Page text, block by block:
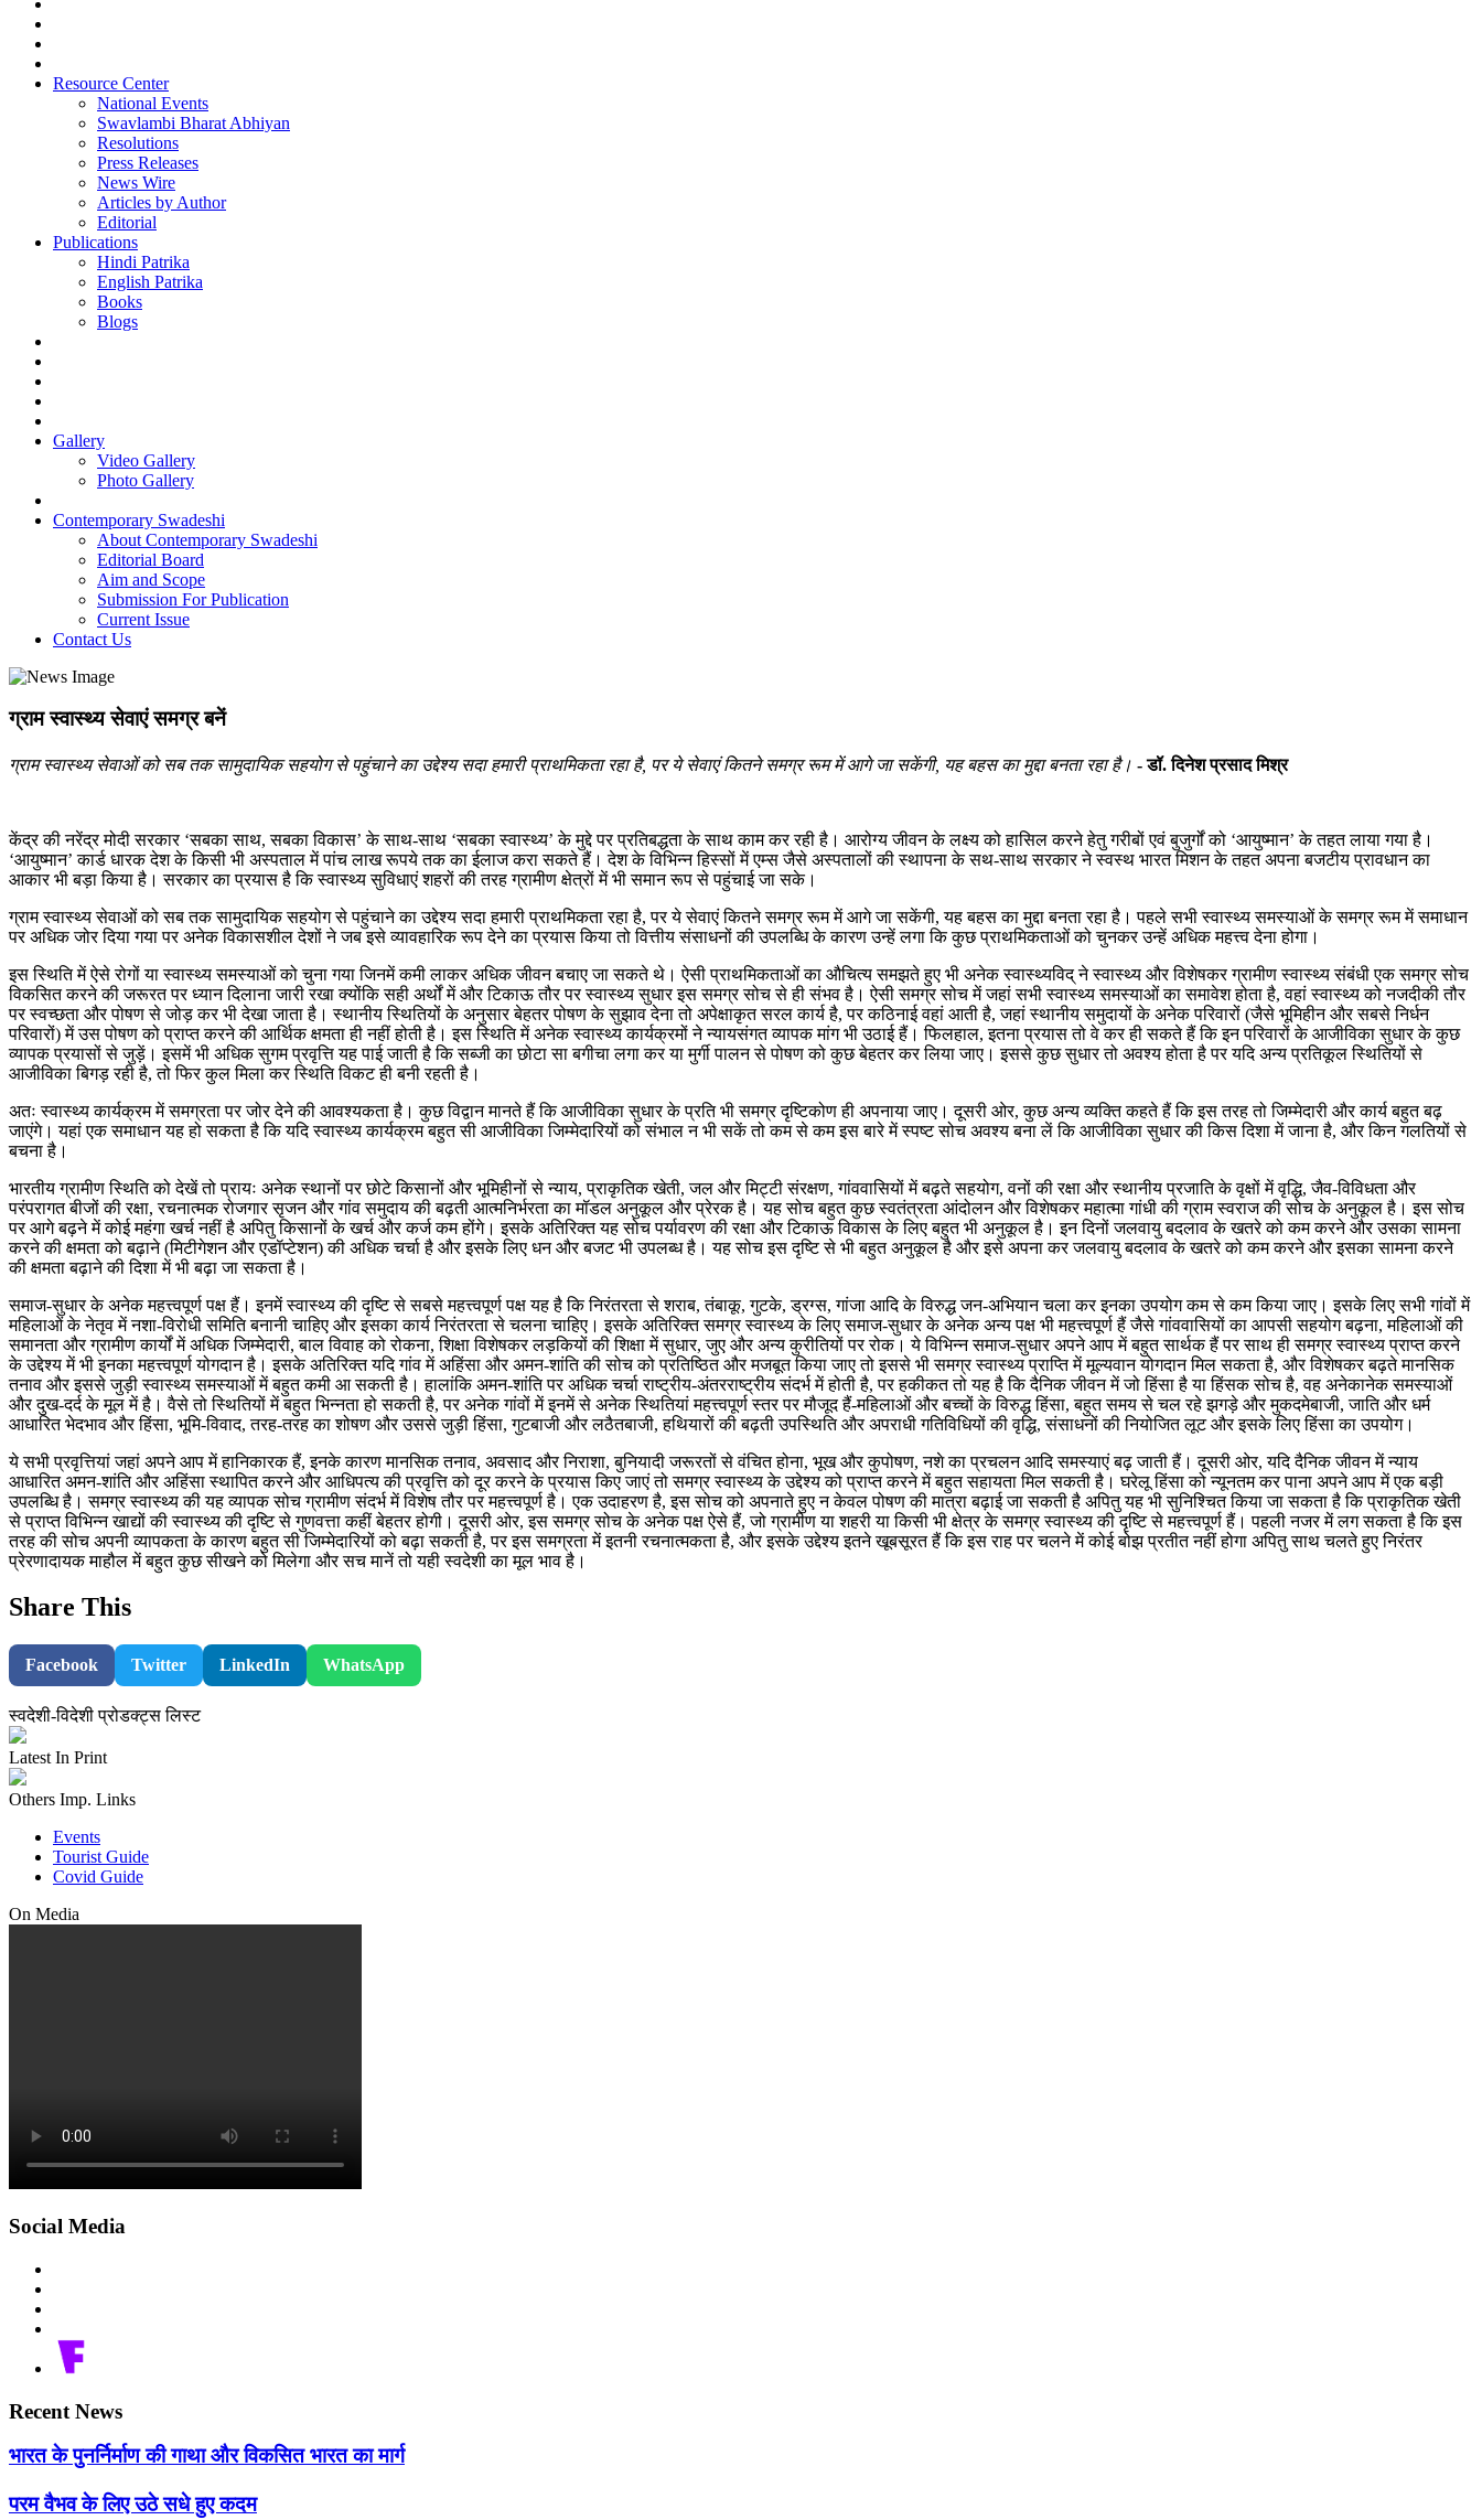
Resource Center
National Events
Swavlambi Bharat Abhiyan
Resolutions
Press Releases
News Wire
Articles by Author
Editorial
Publications
Hindi Patrika
English Patrika
Books
Blogs
Gallery
Video Gallery
Photo Gallery
Contemporary Swadeshi
About Contemporary Swadeshi
Editorial Board
Aim and Scope
Submission For Publication
Current Issue
Contact Us
ग्राम स्वास्थ्य सेवाएं समग्र बनें
ग्राम स्वास्थ्य सेवाओं को सब तक सामुदायिक सहयोग से पहुंचाने का उद्देश्य सदा हमारी प्राथमिकता रहा है, पर ये सेवाएं कितने समग्र रूम में आगे जा सकेंगी, यह बहस का मुद्दा बनता रहा है। - डॉ. दिनेश प्रसाद मिश्र
केंद्र की नरेंद्र मोदी सरकार ‘सबका साथ, सबका विकास’ के साथ-साथ ‘सबका स्वास्थ्य’ के मुद्दे पर प्रतिबद्धता के साथ काम कर रही है। आरोग्य जीवन के लक्ष्य को हासिल करने हेतु गरीबों एवं बुजुर्गों को ‘आयुष्मान’ के तहत लाया गया है।
‘आयुष्मान’ कार्ड धारक देश के किसी भी अस्पताल में पांच लाख रूपये तक का ईलाज करा सकते हैं। देश के विभिन्न हिस्सों में एम्स जैसे अस्पतालों की स्थापना के सथ-साथ सरकार ने स्वस्थ भारत मिशन के तहत अपना बजटीय प्रावधान का
आकार भी बड़ा किया है। सरकार का प्रयास है कि स्वास्थ्य सुविधाएं शहरों की तरह ग्रामीण क्षेत्रों में भी समान रूप से पहुंचाई जा सके।
ग्राम स्वास्थ्य सेवाओं को सब तक सामुदायिक सहयोग से पहुंचाने का उद्देश्य सदा हमारी प्राथमिकता रहा है, पर ये सेवाएं कितने समग्र रूम में आगे जा सकेंगी, यह बहस का मुद्दा बनता रहा है। पहले सभी स्वास्थ्य समस्याओं के समग्र रूम में समाधान
पर अधिक जोर दिया गया पर अनेक विकासशील देशों ने जब इसे व्यावहारिक रूप देने का प्रयास किया तो वित्तीय संसाधनों की उपलब्धि के कारण उन्हें लगा कि कुछ प्राथमिकताओं को चुनकर उन्हें अधिक महत्त्व देना होगा।
इस स्थिति में ऐसे रोगों या स्वास्थ्य समस्याओं को चुना गया जिनमें कमी लाकर अधिक जीवन बचाए जा सकते थे। ऐसी प्राथमिकताओं का औचित्य समझते हुए भी अनेक स्वास्थ्यविद् ने स्वास्थ्य और विशेषकर ग्रामीण स्वास्थ्य संबंधी एक समग्र सोच
विकसित करने की जरूरत पर ध्यान दिलाना जारी रखा क्योंकि सही अर्थों में और टिकाऊ तौर पर स्वास्थ्य सुधार इस समग्र सोच से ही संभव है। ऐसी समग्र सोच में जहां सभी स्वास्थ्य समस्याओं का समावेश होता है, वहां स्वास्थ्य को नजदीकी तौर
पर स्वच्छता और पोषण से जोड़ कर भी देखा जाता है। स्थानीय स्थितियों के अनुसार बेहतर पोषण के सुझाव देना तो अपेक्षाकृत सरल कार्य है, पर कठिनाई वहां आती है, जहां स्थानीय समुदायों के अनेक परिवारों (जैसे भूमिहीन और सबसे निर्धन
परिवारों) में उस पोषण को प्राप्त करने की आर्थिक क्षमता ही नहीं होती है। इस स्थिति में अनेक स्वास्थ्य कार्यक्रमों ने न्यायसंगत व्यापक मांग भी उठाई हैं। फिलहाल, इतना प्रयास तो वे कर ही सकते हैं कि इन परिवारों के आजीविका सुधार के कुछ
व्यापक प्रयासों से जुड़ें। इसमें भी अधिक सुगम प्रवृत्ति यह पाई जाती है कि सब्जी का छोटा सा बगीचा लगा कर या मुर्गी पालन से पोषण को कुछ बेहतर कर लिया जाए। इससे कुछ सुधार तो अवश्य होता है पर यदि अन्य प्रतिकूल स्थितियों से
आजीविका बिगड़ रही है, तो फिर कुल मिला कर स्थिति विकट ही बनी रहती है।
अतः स्वास्थ्य कार्यक्रम में समग्रता पर जोर देने की आवश्यकता है। कुछ विद्वान मानते हैं कि आजीविका सुधार के प्रति भी समग्र दृष्टिकोण ही अपनाया जाए। दूसरी ओर, कुछ अन्य व्यक्ति कहते हैं कि इस तरह तो जिम्मेदारी और कार्य बहुत बढ़
जाएंगे। यहां एक समाधान यह हो सकता है कि यदि स्वास्थ्य कार्यक्रम बहुत सी आजीविका जिम्मेदारियों को संभाल न भी सकें तो कम से कम इस बारे में स्पष्ट सोच अवश्य बना लें कि आजीविका सुधार की किस दिशा में जाना है, और किन गलतियों से
बचना है।
भारतीय ग्रामीण स्थिति को देखें तो प्रायः अनेक स्थानों पर छोटे किसानों और भूमिहीनों से न्याय, प्राकृतिक खेती, जल और मिट्टी संरक्षण, गांववासियों में बढ़ते सहयोग, वनों की रक्षा और स्थानीय प्रजाति के वृक्षों में वृद्धि, जैव-विविधता और
परंपरागत बीजों की रक्षा, रचनात्मक रोजगार सृजन और गांव समुदाय की बढ़ती आत्मनिर्भरता का मॉडल अनुकूल और प्रेरक है। यह सोच बहुत कुछ स्वतंत्रता आंदोलन और विशेषकर महात्मा गांधी की ग्राम स्वराज की सोच के अनुकूल है। इस सोच
पर आगे बढ़ने में कोई महंगा खर्च नहीं है अपितु किसानों के खर्च और कर्ज कम होंगे। इसके अतिरिक्त यह सोच पर्यावरण की रक्षा और टिकाऊ विकास के लिए बहुत भी अनुकूल है। इन दिनों जलवायु बदलाव के खतरे को कम करने और उसका सामना
करने की क्षमता को बढ़ाने (मिटीगेशन और एडॉप्टेशन) की अधिक चर्चा है और इसके लिए धन और बजट भी उपलब्ध है। यह सोच इस दृष्टि से भी बहुत अनुकूल है और इसे अपना कर जलवायु बदलाव के खतरे को कम करने और इसका सामना करने
की क्षमता बढ़ाने की दिशा में भी बढ़ा जा सकता है।
समाज-सुधार के अनेक महत्त्वपूर्ण पक्ष हैं। इनमें स्वास्थ्य की दृष्टि से सबसे महत्त्वपूर्ण पक्ष यह है कि निरंतरता से शराब, तंबाकू, गुटके, ड्रग्स, गांजा आदि के विरुद्ध जन-अभियान चला कर इनका उपयोग कम से कम किया जाए। इसके लिए सभी गांवों में
महिलाओं के नेतृव में नशा-विरोधी समिति बनानी चाहिए और इसका कार्य निरंतरता से चलना चाहिए। इसके अतिरिक्त समग्र स्वास्थ्य के लिए समाज-सुधार के अनेक अन्य पक्ष भी महत्त्वपूर्ण हैं जैसे गांववासियों का आपसी सहयोग बढ़ना, महिलाओं की
समानता और ग्रामीण कार्यों में अधिक जिम्मेदारी, बाल विवाह को रोकना, शिक्षा विशेषकर लड़कियों की शिक्षा में सुधार, जुए और अन्य कुरीतियों पर रोक। ये विभिन्न समाज-सुधार अपने आप में बहुत सार्थक हैं पर साथ ही समग्र स्वास्थ्य प्राप्त करने
के उद्देश्य में भी इनका महत्त्वपूर्ण योगदान है। इसके अतिरिक्त यदि गांव में अहिंसा और अमन-शांति की सोच को प्रतिष्ठित और मजबूत किया जाए तो इससे भी समग्र स्वास्थ्य प्राप्ति में मूल्यवान योगदान मिल सकता है, और विशेषकर बढ़ते मानसिक
तनाव और इससे जुड़ी स्वास्थ्य समस्याओं में बहुत कमी आ सकती है। हालांकि अमन-शांति पर अधिक चर्चा राष्ट्रीय-अंतरराष्ट्रीय संदर्भ में होती है, पर हकीकत तो यह है कि दैनिक जीवन में जो हिंसा है या हिंसक सोच है, वह अनेकानेक समस्याओं
और दुख-दर्द के मूल में है। वैसे तो स्थितियों में बहुत भिन्नता हो सकती है, पर अनेक गांवों में इनमें से अनेक स्थितियां महत्त्वपूर्ण स्तर पर मौजूद हैं-महिलाओं और बच्चों के विरुद्ध हिंसा, बहुत समय से चल रहे झगड़े और मुकदमेबाजी, जाति और धर्म
आधारित भेदभाव और हिंसा, भूमि-विवाद, तरह-तरह का शोषण और उससे जुड़ी हिंसा, गुटबाजी और लठैतबाजी, हथियारों की बढ़ती उपस्थिति और अपराधी गतिविधियों की वृद्धि, संसाधनों की नियोजित लूट और इसके लिए हिंसा का उपयोग।
ये सभी प्रवृत्तियां जहां अपने आप में हानिकारक हैं, इनके कारण मानसिक तनाव, अवसाद और निराशा, बुनियादी जरूरतों से वंचित होना, भूख और कुपोषण, नशे का प्रचलन आदि समस्याएं बढ़ जाती हैं। दूसरी ओर, यदि दैनिक जीवन में न्याय
आधारित अमन-शांति और अहिंसा स्थापित करने और आधिपत्य की प्रवृत्ति को दूर करने के प्रयास किए जाएं तो समग्र स्वास्थ्य के उद्देश्य को प्राप्त करने में बहुत सहायता मिल सकती है। घरेलू हिंसा को न्यूनतम कर पाना अपने आप में एक बड़ी
उपलब्धि है। समग्र स्वास्थ्य की यह व्यापक सोच ग्रामीण संदर्भ में विशेष तौर पर महत्त्वपूर्ण है। एक उदाहरण है, इस सोच को अपनाते हुए न केवल पोषण की मात्रा बढ़ाई जा सकती है अपितु यह भी सुनिश्चित किया जा सकता है कि प्राकृतिक खेती
से प्राप्त विभिन्न खाद्यों की स्वास्थ्य की दृष्टि से गुणवत्ता कहीं बेहतर होगी। दूसरी ओर, इस समग्र सोच के अनेक पक्ष ऐसे हैं, जो ग्रामीण या शहरी या किसी भी क्षेत्र के समग्र स्वास्थ्य की दृष्टि से महत्त्वपूर्ण हैं। पहली नजर में लग सकता है कि इस
तरह की सोच अपनी व्यापकता के कारण बहुत सी जिम्मेदारियों को बढ़ा सकती है, पर इस समग्रता में इतनी रचनात्मकता है, और इसके उद्देश्य इतने खूबसूरत हैं कि इस राह पर चलने में कोई बोझ प्रतीत नहीं होगा अपितु साथ चलते हुए निरंतर
प्रेरणादायक माहौल में बहुत कुछ सीखने को मिलेगा और सच मानें तो यही स्वदेशी का मूल भाव है।
Share This
Facebook Twitter LinkedIn WhatsApp
स्वदेशी-विदेशी प्रोडक्ट्स लिस्ट
Latest In Print
Others Imp. Links
Events
Tourist Guide
Covid Guide
On Media
Social Media
Recent News
भारत के पुनर्निर्माण की गाथा और विकसित भारत का मार्ग
परम वैभव के लिए उठे सधे हुए कदम